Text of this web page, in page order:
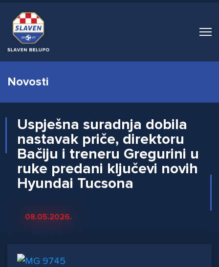
Novosti
Uspješna suradnja dobila
nastavak priče, direktoru
Bačiju i treneru Gregurini u
ruke predani ključevi novih
Hyundai Tucsona
08.05.2026.